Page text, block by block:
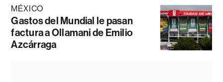
MÉXICO
Gastos del Mundial le pasan
factura a Ollamani de Emilio
Azcárraga